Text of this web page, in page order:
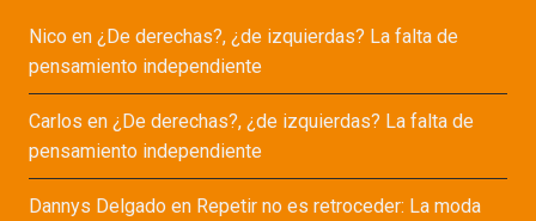
Nicoen ¿De derechas?, ¿de izquierdas? La falta de
pensamiento independiente
Carlos en ¿De derechas?, ¿de izquierdas? La falta de
pensamiento independiente
Dannys Delgadoen Repetir no es retroceder: La moda